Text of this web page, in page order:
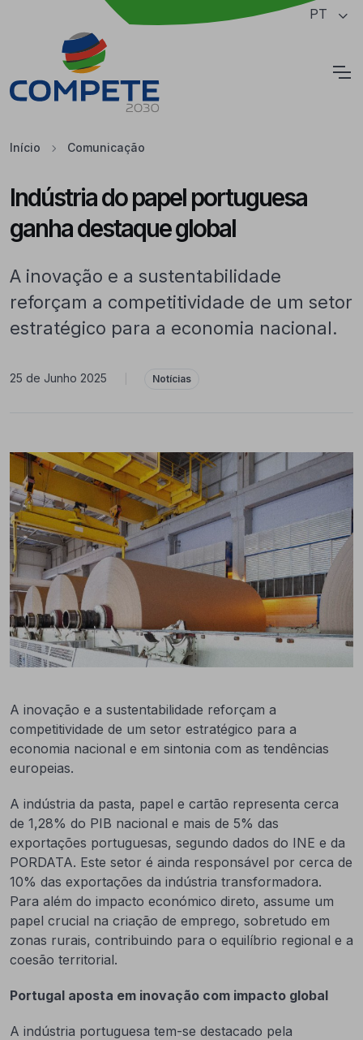
Saltar para o conteúdo principal da página PT
Início Comunicação
Indústria do papel portuguesa
ganha destaque global
A inovação e a sustentabilidade
reforçam a competitividade de um setor
estratégico para a economia nacional.
25 de Junho 2025 Notícias
A inovação e a sustentabilidade reforçam a
competitividade de um setor estratégico para a
economia nacional e em sintonia com as tendências
europeias.
A indústria da pasta, papel e cartão representa cerca
de 1,28% do PIB nacional e mais de 5% das
exportações portuguesas, segundo dados do INE e da
PORDATA. Este setor é ainda responsável por cerca de
10% das exportações da indústria transformadora.
Para além do impacto económico direto, assume um
papel crucial na criação de emprego, sobretudo em
zonas rurais, contribuindo para o equilíbrio regional e a
coesão territorial.
Portugal aposta em inovação com impacto global
A indústria portuguesa tem-se destacado pela